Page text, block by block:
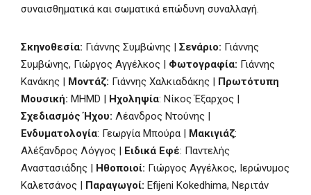
συναισθηματικά και σωματικά επώδυνη συναλλαγή.
Σκηνοθεσία: Γιάννης Συμβώνης | Σενάριο: Γιάννης
Συμβώνης, Γιώργος Αγγέλκος | Φωτογραφία: Γιάννης
Κανάκης | Μοντάζ: Γιάννης Χαλκιαδάκης | Πρωτότυπη
Μουσική: MHMD | Ηχοληψία: Νίκος Έξαρχος |
Σχεδιασμός Ήχου: Λέανδρος Ντούνης |
Ενδυματολογία: Γεωργία Μπούρα | Μακιγιάζ:
Αλέξανδρος Λόγγος | Ειδικά Εφέ: Παντελής
Αναστασιάδης | Ηθοποιοί: Γιώργος Αγγέλκος, Ιερώνυμος
Καλετσάνος | Παραγωγοί: Efijeni Kokedhima, Νεριτάν